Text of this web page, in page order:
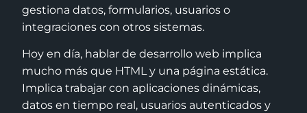
gestiona datos, formularios, usuarios o
integraciones con otros sistemas.
Hoy en día, hablar de desarrollo web implica
mucho más que HTML y una página estática.
Implica trabajar con aplicaciones dinámicas,
datos en tiempo real, usuarios autenticados y